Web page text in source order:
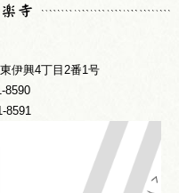
伊興4丁目2番1号
8590
8591